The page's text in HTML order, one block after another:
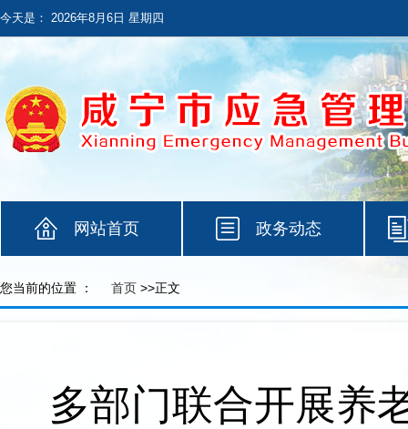
今天是： 2026年8月6日 星期四
网站首页 政务动态
您当前的位置 ： 首页 >>正文
多部门联合开展养